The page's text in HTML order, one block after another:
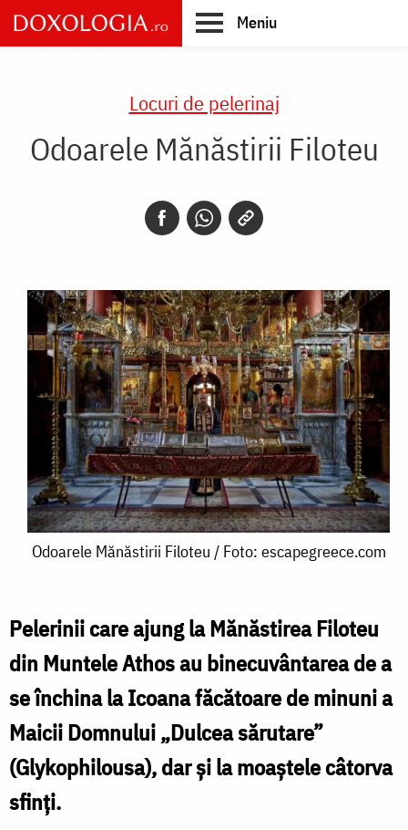
Skip
to
main
Meniu
Locuri de pelerinaj
Odoarele Mănăstirii Filoteu
Odoarele
/
Foto:
escapegreece.com
Odoarele Mănăstirii Filoteu / Foto: escapegreece.com
Pelerinii care ajung la Mănăstirea Filoteu
din Muntele Athos au binecuvântarea de a
se închina la Icoana făcătoare de minuni a
Maicii Domnului „Dulcea sărutare”
(Glykophilousa), dar şi la moaştele câtorva
sfinţi.